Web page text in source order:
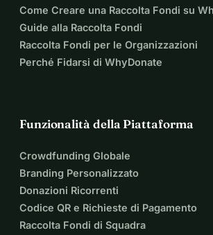
Come Creare una Raccolta Fondi su
Guide alla Raccolta Fondi
Raccolta Fondi per le Organizzazioni
Perché Fidarsi di WhyDonate
Funzionalità della Piattaforma
Crowdfunding Globale
Branding Personalizzato
Donazioni Ricorrenti
Codice QR e Richieste di Pagamento
Raccolta Fondi di Squadra